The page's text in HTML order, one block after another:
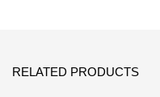
RELATED PRODUCTS